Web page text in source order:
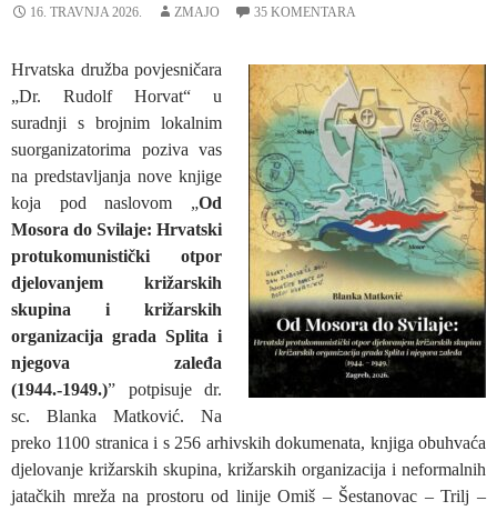
16. TRAVNJA 2026. ZMAJO 35 KOMENTARA
Hrvatska družba povjesničara
„Dr. Rudolf Horvat“ u
suradnji s brojnim lokalnim
suorganizatorima poziva vas
na predstavljanja nove knjige
koja pod naslovom „Od
Mosora do Svilaje: Hrvatski
protukomunistički otpor
djelovanjem križarskih
skupina i križarskih
organizacija grada Splita i
njegova zaleđa
(1944.-1949.)” potpisuje dr.
sc. Blanka Matković. Na
preko 1100 stranica i s 256 arhivskih dokumenata, knjiga obuhvaća
djelovanje križarskih skupina, križarskih organizacija i neformalnih
jatačkih mreža na prostoru od linije Omiš – Šestanovac – Trilj –